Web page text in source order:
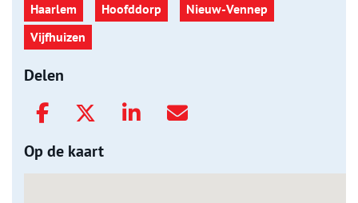
Haarlem Hoofddorp
Nieuw-Vennep
Vijfhuizen
Delen
Op de kaart